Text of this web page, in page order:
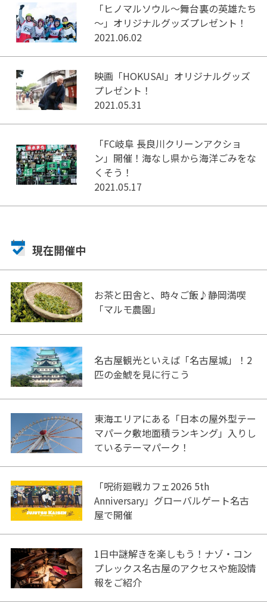
「ヒノマルソウル～舞台裏の英雄たち
～」オリジナルグッズプレゼント！
2021.06.02
映画「HOKUSAI」オリジナルグッズ
プレゼント！
2021.05.31
「FC岐阜 長良川クリーンアクショ
ン」開催！海なし県から海洋ごみをな
くそう！
2021.05.17
現在開催中
お茶と田舎と、時々ご飯♪静岡満喫
「マルモ農園」
名古屋観光といえば「名古屋城」！2
匹の金鯱を見に行こう
東海エリアにある「日本の屋外型テー
マパーク敷地面積ランキング」入りし
ているテーマパーク！
「呪術廻戦カフェ2026 5th
Anniversary」グローバルゲート名古
屋で開催
1日中謎解きを楽しもう！ナゾ・コン
プレックス名古屋のアクセスや施設情
報をご紹介